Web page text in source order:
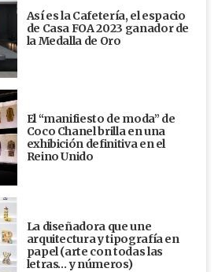
Así es la Cafetería, el espacio
de Casa FOA 2023 ganador de
la Medalla de Oro
El “manifiesto de moda” de
Coco Chanel brilla en una
exhibición definitiva en el
Reino Unido
La diseñadora que une
arquitectura y tipografía en
papel (arte con todas las
letras… y números)